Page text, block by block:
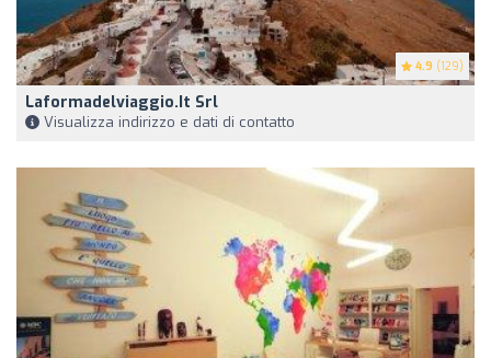
4.9 (129)
Laformadelviaggio.it Srl
Visualizza indirizzo e dati di contatto